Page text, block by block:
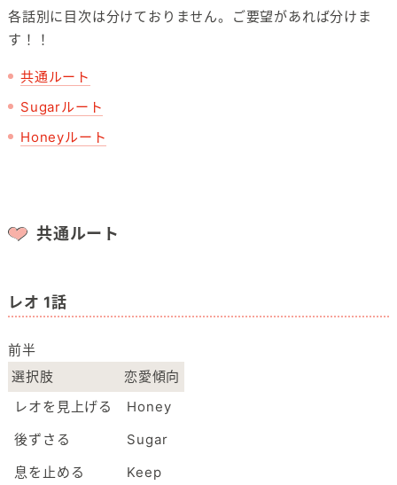
各話別に目次は分けておりません。ご要望があれば分けま
す！！
共通ルート
Sugarルート
Honeyルート
共通ルート
レオ 1話
選択肢
恋愛傾向
レオを見上げる
Honey
後ずさる
Sugar
息を止める
Keep
前半